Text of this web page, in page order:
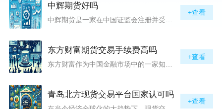
中辉期货好吗
+查看
东方财富期货交易手续费高吗
+查看
青岛北方现货交易平台国家认可吗
+查看